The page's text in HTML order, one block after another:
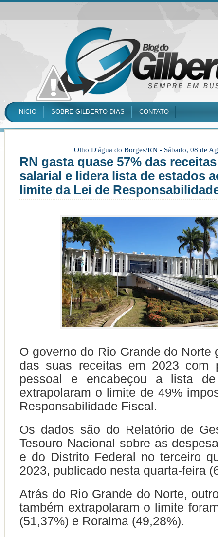
INICIO SOBRE GILBERTO DIAS CONTATO
Olho D'água do Borges/RN - Sábado, 08 de
RN gasta quase 57% das
salarial e lidera lista de estados
limite da Lei de
O governo do Rio Grande do Norte
das suas receitas em 2023 com
pessoal e encabeçou a lista
extrapolaram o limite de 49%
Responsabilidade Fiscal.
Os dados são do Relatório de
Tesouro Nacional sobre as
e do Distrito Federal no terceiro
2023, publicado nesta quarta-feira
Atrás do Rio Grande do Norte,
também extrapolaram o limite
(51,37%) e Roraima (49,28%).